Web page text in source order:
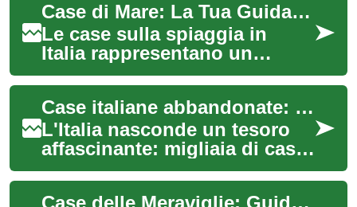
Case di Mare: La Tua Guida Completa per Acquistare una Proprietà sulla Costa Italiana
Le case sulla spiaggia in
Italia rappresentano un
sogno per molti, offrendo un
rifugio idilliaco dove il mare
incontr...
Case italiane abbandonate: Una guida completa all'acquisto di proprietà a basso costo
L'Italia nasconde un tesoro
affascinante: migliaia di case
abbandonate che attendono
una nuova vita. Questo
Case delle Meraviglie: Guida Completa alle Case Abbandonate in Italia